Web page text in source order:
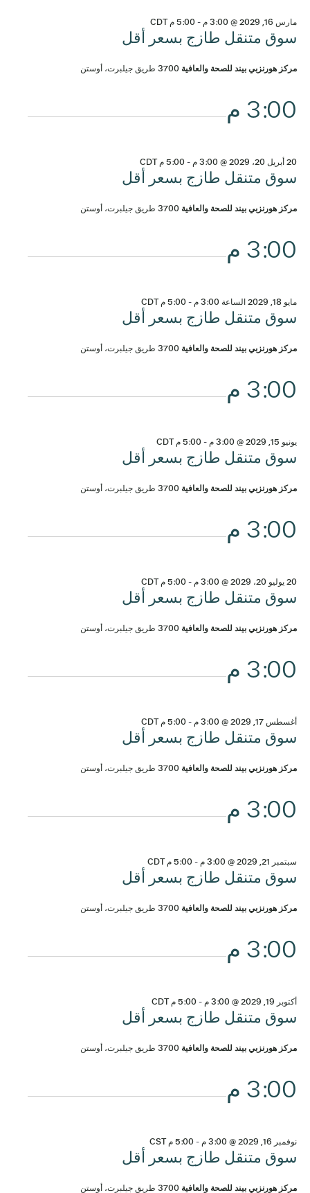
سوق متنقل طازج بسعر أقل
مارس 16, 2029 @ 3:00 م -5:00 م CDT
مركز هورنزبي بيند للصحة والعافية3700 طريق جيلبرت، أوستن
3:00 م
سوق متنقل طازج بسعر أقل
20 أبريل 20، 2029 @ 3:00 م -5:00 م CDT
مركز هورنزبي بيند للصحة والعافية3700 طريق جيلبرت، أوستن
3:00 م
سوق متنقل طازج بسعر أقل
مايو 18, 2029 الساعة 3:00 م -5:00 م CDT
مركز هورنزبي بيند للصحة والعافية3700 طريق جيلبرت، أوستن
3:00 م
سوق متنقل طازج بسعر أقل
يونيو 15, 2029 @ 3:00 م -5:00 م CDT
مركز هورنزبي بيند للصحة والعافية3700 طريق جيلبرت، أوستن
3:00 م
سوق متنقل طازج بسعر أقل
20 يوليو 20، 2029 @ 3:00 م -5:00 م CDT
مركز هورنزبي بيند للصحة والعافية3700 طريق جيلبرت، أوستن
3:00 م
سوق متنقل طازج بسعر أقل
أغسطس 17, 2029 @ 3:00 م -5:00 م CDT
مركز هورنزبي بيند للصحة والعافية3700 طريق جيلبرت، أوستن
3:00 م
سوق متنقل طازج بسعر أقل
سبتمبر 21, 2029 @ 3:00 م -5:00 م CDT
مركز هورنزبي بيند للصحة والعافية3700 طريق جيلبرت، أوستن
3:00 م
سوق متنقل طازج بسعر أقل
أكتوبر 19, 2029 @ 3:00 م -5:00 م CDT
مركز هورنزبي بيند للصحة والعافية3700 طريق جيلبرت، أوستن
3:00 م
سوق متنقل طازج بسعر أقل
نوفمبر 16, 2029 @ 3:00 م -5:00 م CST
مركز هورنزبي بيند للصحة والعافية3700 طريق جيلبرت، أوستن